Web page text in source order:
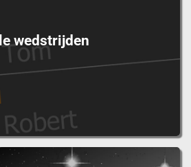
wedstrijden